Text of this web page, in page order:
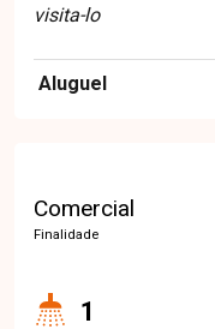
visita-lo
Aluguel
Comercial
Finalidade
1